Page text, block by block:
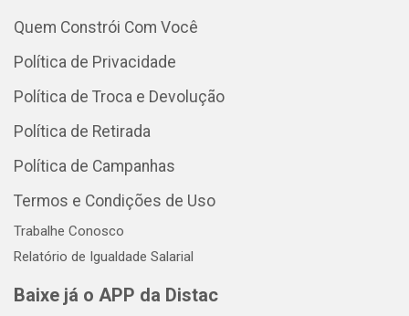
Quem Constrói Com Você
Política de Privacidade
Política de Troca e Devolução
Política de Retirada
Política de Campanhas
Termos e Condições de Uso
Trabalhe Conosco
Relatório de Igualdade Salarial
Baixe já o APP da Distac